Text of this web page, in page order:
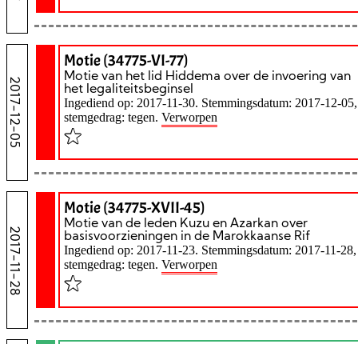
2017-12-05
Motie (34775-VI-77)
Motie van het lid Hiddema over de invoering van
het legaliteitsbeginsel
Ingediend op: 2017-11-30. Stemmingsdatum: 2017-12-05,
stemgedrag: tegen. Verworpen
2017-11-28
Motie (34775-XVII-45)
Motie van de leden Kuzu en Azarkan over
basisvoorzieningen in de Marokkaanse Rif
Ingediend op: 2017-11-23. Stemmingsdatum: 2017-11-28,
stemgedrag: tegen. Verworpen